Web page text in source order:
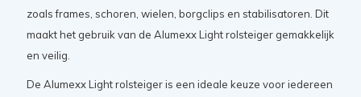
zoals frames, schoren, wielen, borgclips en stabilisatoren. Dit
maakt het gebruik van de Alumexx Light rolsteiger gemakkelijk
en veilig.
De Alumexx Light rolsteiger is een ideale keuze voor iedereen